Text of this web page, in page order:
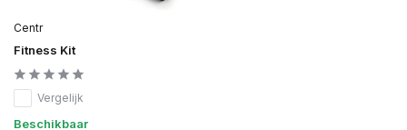
Centr
Fitness Kit
Vergelijk
Beschikbaar